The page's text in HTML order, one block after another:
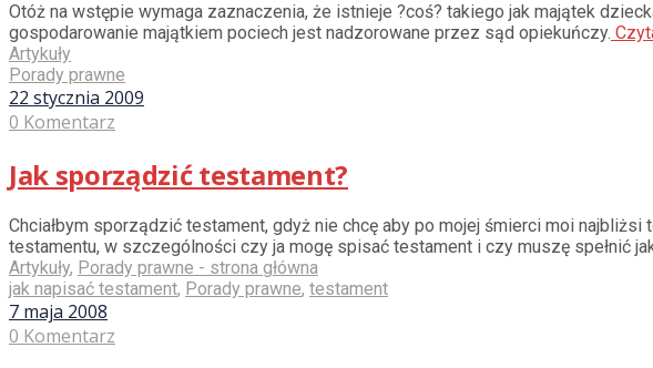
Otóż na wstępie wymaga zaznaczenia, że istnieje ?coś? takiego jak majątek
gospodarowanie majątkiem pociech jest nadzorowane przez sąd opiekuńczy.
Artykuły
Porady prawne
22 stycznia 2009
0 Komentarz
Jak sporządzić testament?
Chciałbym sporządzić testament, gdyż nie chcę aby po mojej śmierci moi
testamentu, w szczególności czy ja mogę spisać testament i czy muszę spełnić
Artykuły, Porady prawne - strona główna
jak napisać testament, Porady prawne, testament
7 maja 2008
0 Komentarz